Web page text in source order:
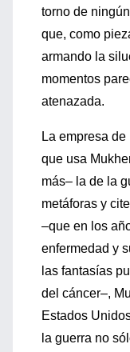
torno de
que, como
armando la
momentos
atenazada.
La empresa
que usa
más– la de la
metáforas y
–que en los
enfermedad y
las fantasías
del cáncer–,
Estados
la guerra no